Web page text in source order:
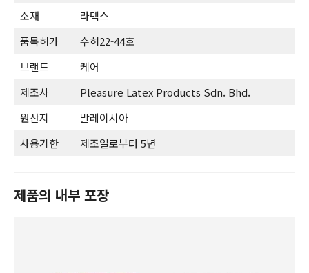
소재
라텍스
품목허가
수허22-44호
브랜드
케어
제조사
Pleasure Latex Products Sdn. Bhd.
원산지
말레이시아
사용기한
제조일로부터 5년
제품의 내부 포장